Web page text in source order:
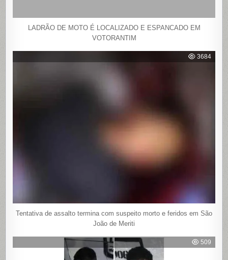
LADRÃO DE MOTO É LOCALIZADO E ESPANCADO EM
VOTORANTIM
3684
Tentativa de assalto termina com suspeito morto e feridos em São
João de Meriti
509